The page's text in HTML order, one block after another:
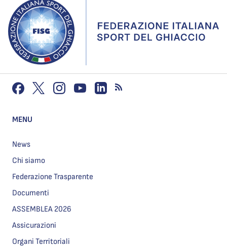
MENU
News
Chi siamo
Federazione Trasparente
Documenti
ASSEMBLEA 2026
Assicurazioni
Organi Territoriali